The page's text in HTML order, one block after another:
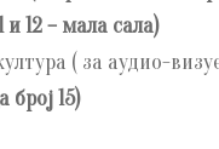
и 12 – мала сала)
( за аудио-
број 15)